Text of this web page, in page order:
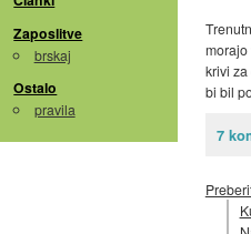
Zaposlitve
brskaj
Ostalo
pravila
morajo
krivi
bi bil
7